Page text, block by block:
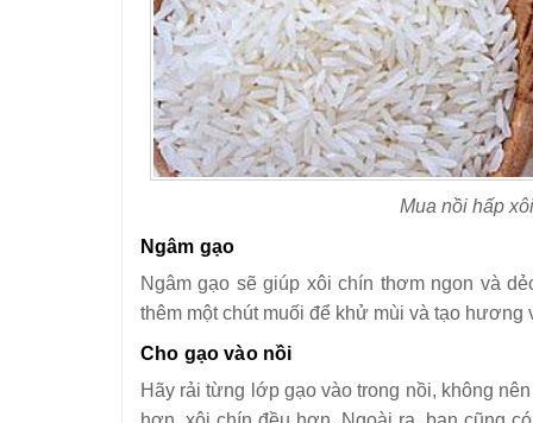
Mua nồi hấp
Ngâm gạo
Ngâm gạo sẽ giúp xôi chín thơm ngon và
thêm một chút muối để khử mùi và tạo hương
Cho gạo vào nồi
Hãy rải từng lớp gạo vào trong nồi, không